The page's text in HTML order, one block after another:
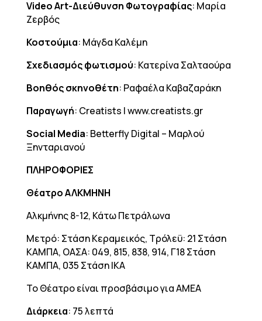
VideoArt-Διεύθυνση Φωτογραφίας: Μαρία
Ζερβός
Κοστούμια: Μάγδα Καλέμη
Σχεδιασμός φωτισμού: Κατερίνα Σαλταούρα
Βοηθός σκηνοθέτη: Ραφαέλα Καβαζαράκη
Παραγωγή: Creatists | www.creatists.gr
Social Media: Betterfly Digital – Μαρλού
Ξηνταριανού
ΠΛΗΡΟΦΟΡΙΕΣ
Θέατρο ΑΛΚΜΗΝΗ
Αλκμήνης 8-12, Κάτω Πετράλωνα
Μετρό: Στάση Κεραμεικός, Τρόλεϋ: 21 Στάση
ΚΑΜΠΑ, ΟΑΣΑ: 049, 815, 838, 914, Γ18 Στάση
ΚΑΜΠΑ, 035 Στάση ΙΚΑ
Το Θέατρο είναι προσβάσιμο για ΑΜΕΑ
Διάρκεια: 75 λεπτά